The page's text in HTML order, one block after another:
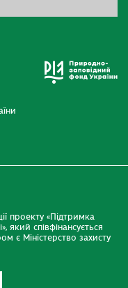
проекту «Підтримка
який співфінансується
є Міністерство захисту